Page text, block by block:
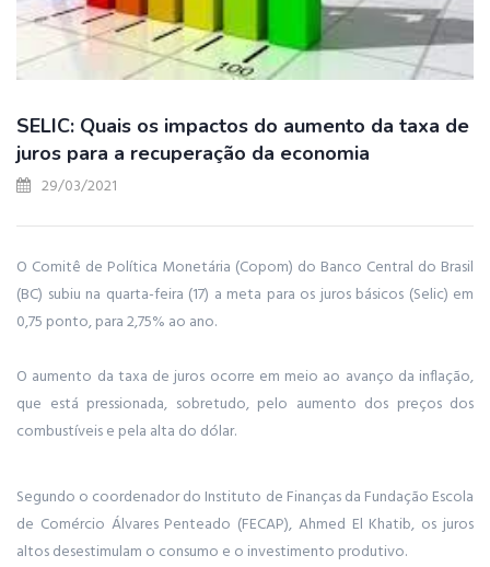
SELIC: Quais os impactos do aumento da taxa de
juros para a recuperação da economia
29/03/2021
O Comitê de Política Monetária (Copom) do Banco Central do Brasil
(BC) subiu na quarta-feira (17) a meta para os juros básicos (Selic) em
0,75 ponto, para 2,75% ao ano.
O aumento da taxa de juros ocorre em meio ao avanço da inflação,
que está pressionada, sobretudo, pelo aumento dos preços dos
combustíveis e pela alta do dólar.
Segundo o coordenador do Instituto de Finanças da Fundação Escola
de Comércio Álvares Penteado (FECAP), Ahmed El Khatib, os juros
altos desestimulam o consumo e o investimento produtivo.